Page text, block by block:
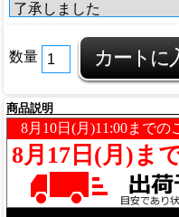
数量
商品説明